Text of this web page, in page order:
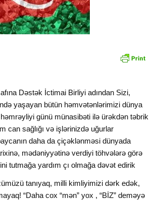
Dəstək İctimai Birliyi adından Sizi,
yaşayan bütün həmvətənlərimizi dünya
həmrəyliyi günü münasibəti ilə ürəkdən təbrik
can sağlığı və işlərinizdə uğurlar
daha da çiçəklənməsi dünyada
mədəniyyətinə verdiyi töhvələrə görə
tutmağa yardım çı olmağa dəvət edirik
tanıyaq, milli kimliyimizi dərk edək,
“Daha cox “mən” yox , “BİZ” deməyə